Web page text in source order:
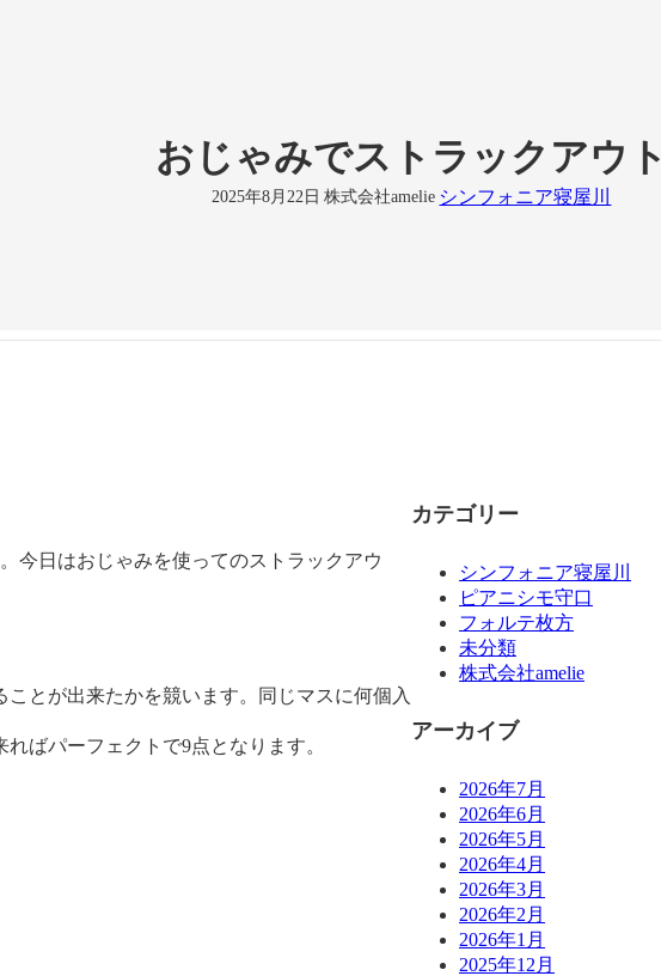
おじゃみでストラックアウト
2025年8月22日 株式会社amelie シンフォニア寝屋川
今日はおじゃみを使ってのストラックアウ
とが出来たかを競います。同じマスに何個入
ばパーフェクトで9点となります。
カテゴリー
シンフォニア寝屋川
ピアニシモ守口
フォルテ枚方
未分類
株式会社amelie
アーカイブ
2026年7月
2026年6月
2026年5月
2026年4月
2026年3月
2026年2月
2026年1月
2025年12月